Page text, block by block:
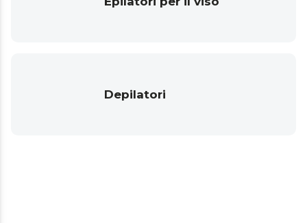
Depilatori